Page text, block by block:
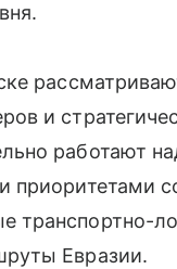
и
работают
приоритетами
транспортно-
Евразии.